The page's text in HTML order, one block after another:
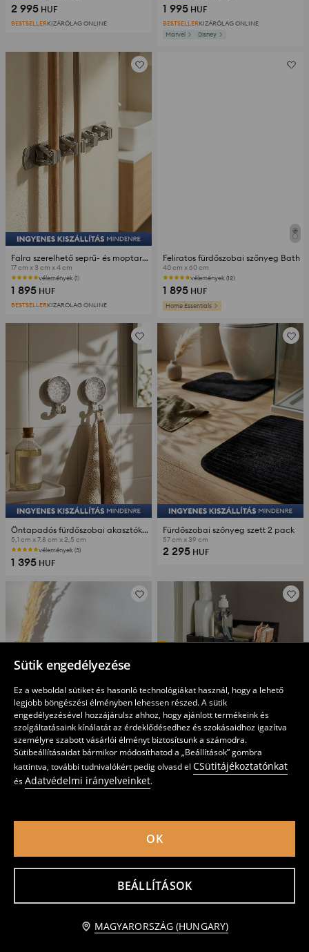
Sütik engedélyezése
Ez a weboldal sütiket és hasonló technológiákat használ, hogy a lehető
legjobb böngészési élményben lehessen részed. A sütik
engedélyezésével hozzájárulsz ahhoz, hogy ajánlott termékeink és
szolgáltatásaink kínálatát az érdeklődésedhez és szokásaidhoz igazítva
személyre szabott vásárlói élményt biztosítsunk a számodra.
Sütibeállításaidat bármikor módosíthatod a „Beállítások” gombra
kattintva, további tudnivalókért pedig olvasd el CSütitájékoztatónkat
ésAdatvédelmi irányelveinket.
BEÁLLÍTÁSOK
OK
MAGYARORSZÁG (HUNGARY)
2 995 HUF
BESTSELLERKIZÁRÓLAG ONLINE
1 995 HUF
BESTSELLERKIZÁRÓLAG ONLINE
Marvel
Disney
Falra szerelhető seprű- és moptartó
17 cm x 3 cm x 4 cm
vélemények (1)
1 895 HUF
BESTSELLERKIZÁRÓLAG ONLINE
Feliratos fürdőszobai szőnyeg Bath
40 cm x 60 cm
vélemények (12)
1 895 HUF
Home Essentials
Öntapadós fürdőszobai akasztókészlet 4 pack
5,1 cm x 7,8 cm x 2,5 cm
vélemények (3)
1 395 HUF
Fürdőszobai szőnyeg szett 2 pack
57 cm x 39 cm
2 295 HUF
Tárolódoboz 3 csomag
Pure Natural
3 795 HUF